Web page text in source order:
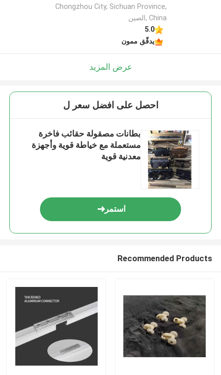
Chongzhou City, Sichuan Province,
China ,الصين
5.0
يدقّق ممون
عرض المزيد
احصل على افضل سعر ل
بطانات مصقولة حقائب فاخرة
مستعملة مع خياطة قوية وأجهزة
معدنية قوية
استمر
Recommended Products